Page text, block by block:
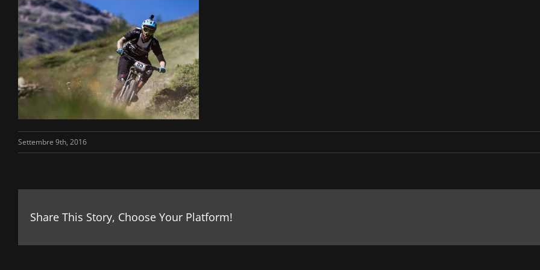
Settembre 9th, 2016
Share This Story, Choose Your Platform!